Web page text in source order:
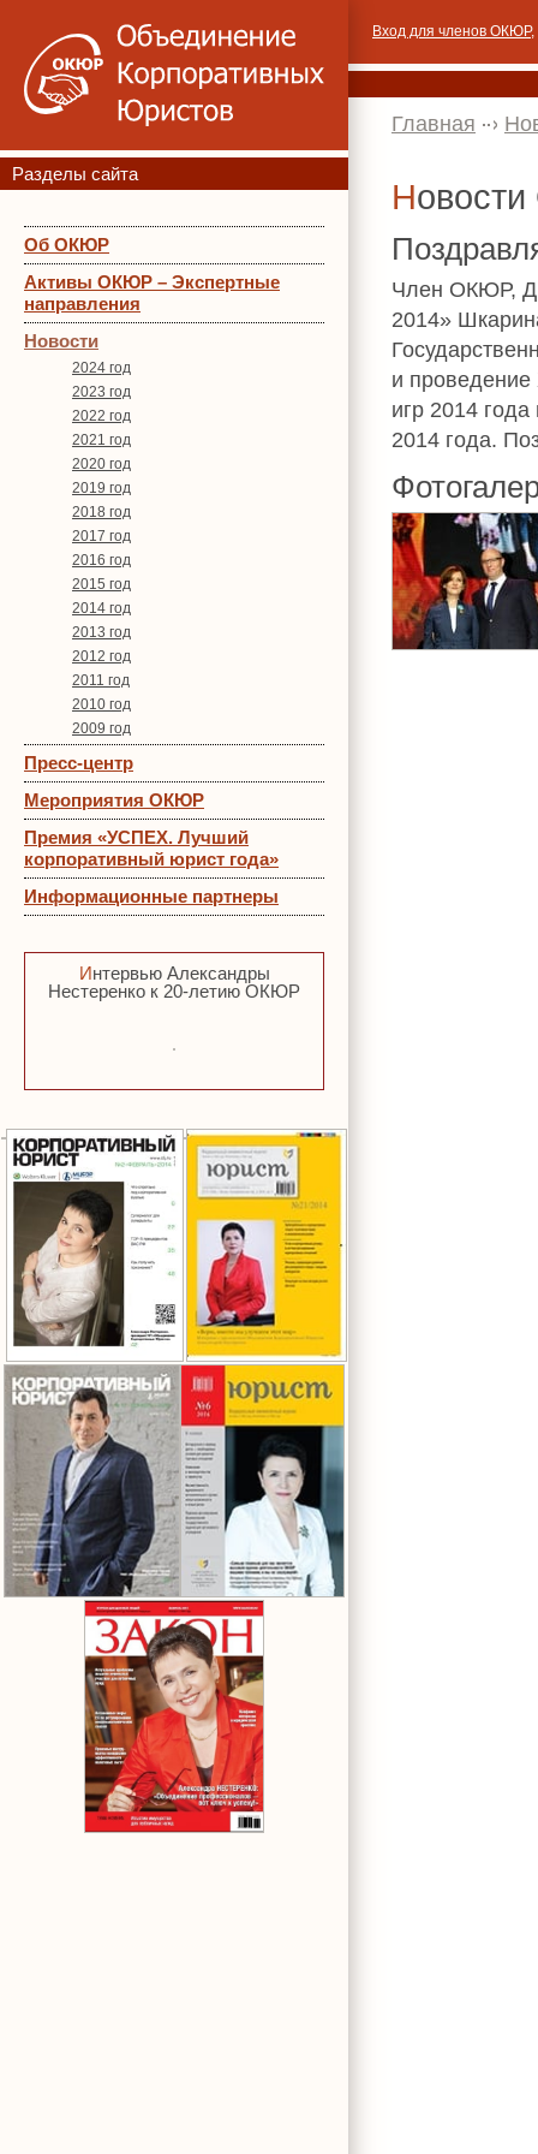
Разделы сайта
Об ОКЮР
Активы ОКЮР – Экспертные
направления
Новости
2024 год
2023 год
2022 год
2021 год
2020 год
2019 год
2018 год
2017 год
2016 год
2015 год
2014 год
2013 год
2012 год
2011 год
2010 год
2009 год
Пресс-центр
Мероприятия ОКЮР
Премия «УСПЕХ. Лучший
корпоративный юрист года»
Информационные партнеры
Интервью Александры
Нестеренко к 20-летию ОКЮР
Вход для членов ОКЮР,
Главная
Член ОКЮР,
2014»
и
игр 2014
2014 года.